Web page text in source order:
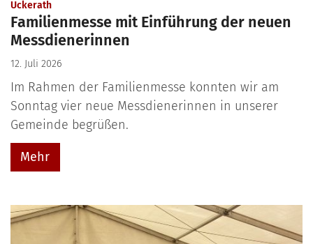
Uckerath:
Familienmesse mit Einführung der neuen
Messdienerinnen
12. Juli 2026
Im Rahmen der Familienmesse konnten wir am
Sonntag vier neue Messdienerinnen in unserer
Gemeinde begrüßen.
Mehr